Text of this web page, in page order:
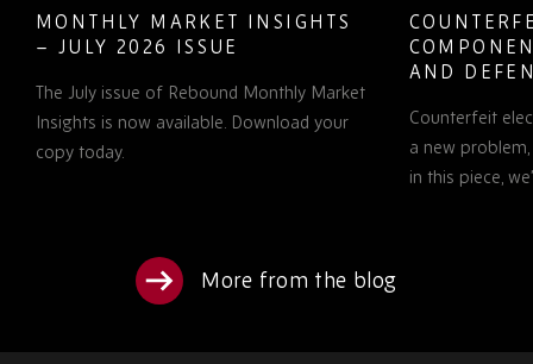
MONTHLY MARKET INSIGHTS
– JULY 2026 ISSUE
The July issue of Rebound Monthly Market
Insights is now available. Download your
copy today.
AND
TO KNOW
Counterfeit
a new
in this piece,
More from the blog